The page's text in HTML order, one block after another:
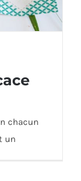
chacun
un